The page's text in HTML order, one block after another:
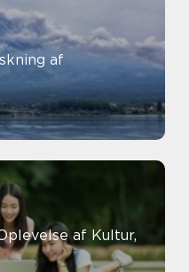
af
af Kultur,